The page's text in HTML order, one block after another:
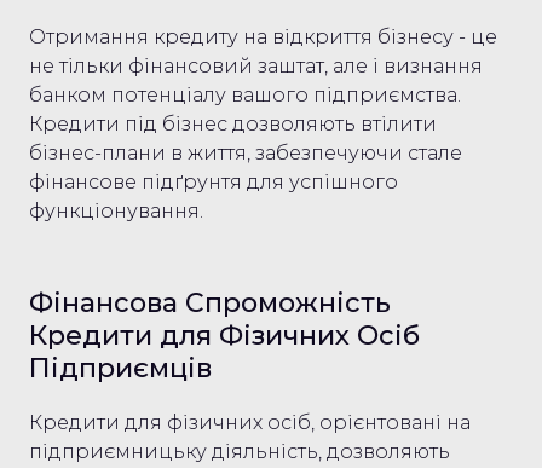
Отримання кредиту на відкриття бізнесу - це
не тільки фінансовий заштат, але і визнання
банком потенціалу вашого підприємства.
Кредити під бізнес дозволяють втілити
бізнес-плани в життя, забезпечуючи стале
фінансове підґрунтя для успішного
функціонування.
Фінансова Спроможність
Кредити для Фізичних Осіб
Підприємців
Кредити для фізичних осіб, орієнтовані на
підприємницьку діяльність, дозволяють